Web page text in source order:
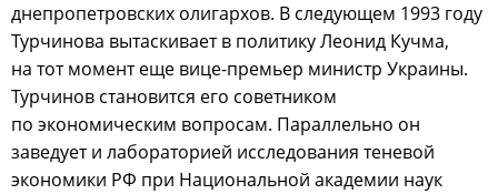
днепропетровских олигархов. В следующем 1993 году
Турчинова вытаскивает в политику Леонид Кучма,
на тот момент еще вице-премьер министр Украины.
Турчинов становится его советником
по экономическим вопросам. Параллельно он
заведует и лабораторией исследования теневой
экономики РФ при Национальной академии наук